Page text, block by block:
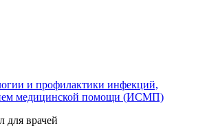
и профилактики инфекций,
медицинской помощи (ИСМП)
для врачей